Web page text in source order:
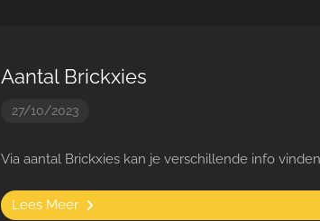
Aantal Brickxies
27/10/2023
Via aantal Brickxies kan je verschillende info
Lees Meer